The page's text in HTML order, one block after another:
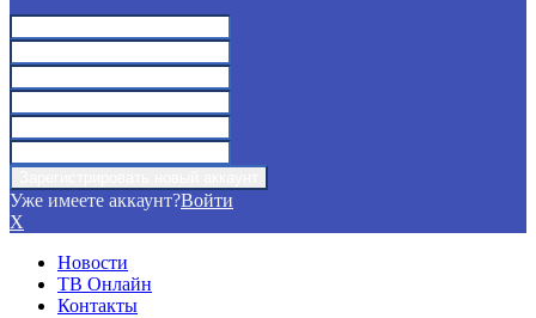
Уже имеете аккаунт?Войти
X
Новости
ТВ Онлайн
Контакты